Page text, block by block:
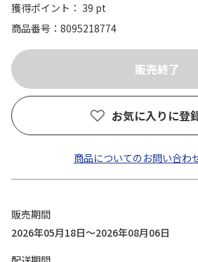
獲得ポイント： 39 pt
商品番号
8095218774
お気に入りに登
商品についてのお問い合わ
販売期間
2026年05月18日～2026年08月06日